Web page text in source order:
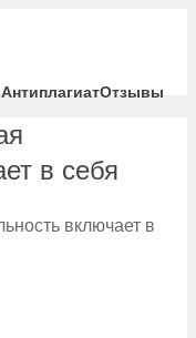
АнтиплагиатОтзывы
в себя
включает в